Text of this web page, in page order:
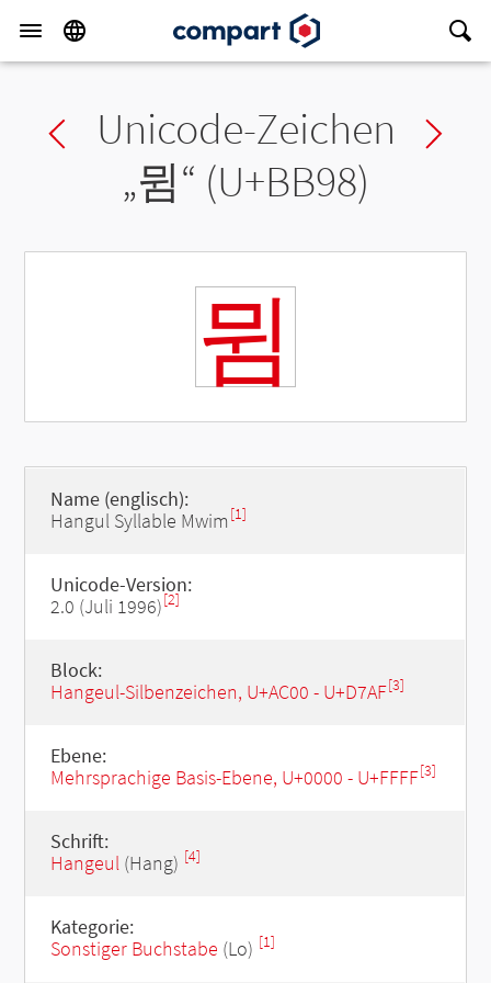
Previous char
Unicode-Zeichen
„뮘“ (U+BB98)
뮘
Name (englisch):
Hangul Syllable Mwim [1]
Unicode-Version:
2.0 (Juli 1996)[2]
Block:
Hangeul-Silbenzeichen, U+AC00 - U+D7AF[3]
Ebene:
Mehrsprachige Basis-Ebene, U+0000 - U+FFFF[3]
Schrift:
Hangeul(Hang) [4]
Kategorie:
Sonstiger Buchstabe (Lo) [1]